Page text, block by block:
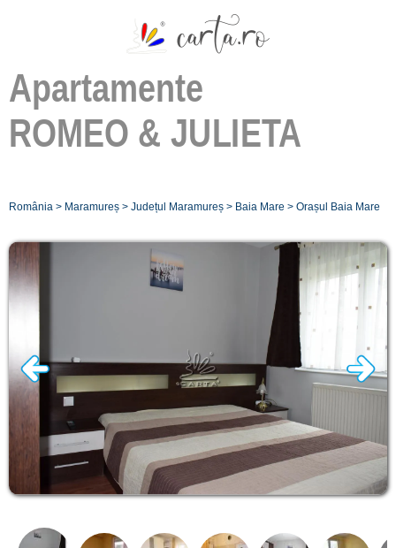
Apartamente
ROMEO & JULIETA
România > Maramureș > Județul Maramureș > Baia Mare > Orașul Baia Mare